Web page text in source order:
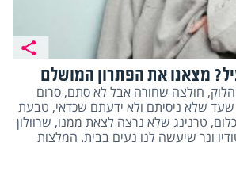
מצאנו את הפתרון המושלם
חולצה שחורה אבל לא סתם, סרום
שלא ניסיתם ולא ידעתם שכדאי, טבעת
טרנינג שלא נרצה לצאת ממנו, שרוולון
ונר שיעשה לנו נעים בבית. המלצות